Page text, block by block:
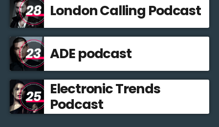
London Calling Podcast
ADE podcast
Electronic Trends
Podcast